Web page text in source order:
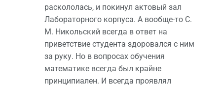
раскололась, и покинул актовый зал
Лабораторного корпуса. А вообще-то С.
М. Никольский всегда в ответ на
приветствие студента здоровался с ним
за руку. Но в вопросах обучения
математике всегда был крайне
принципиален. И всегда проявлял